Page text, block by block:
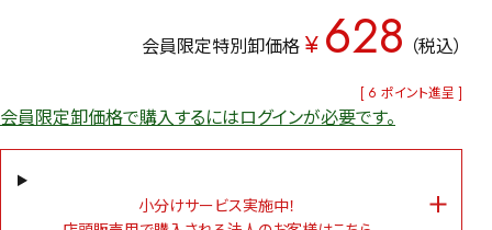
会員限定特別卸価格 ¥ 628 税込
[ 6 ポイント進呈 ]
会員限定卸価格で購入するにはログインが必要です。
小分けサービス実施中！